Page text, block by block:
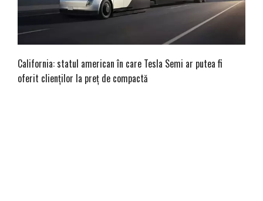
California: statul american în care Tesla Semi ar putea fi
oferit clienților la preț de compactă